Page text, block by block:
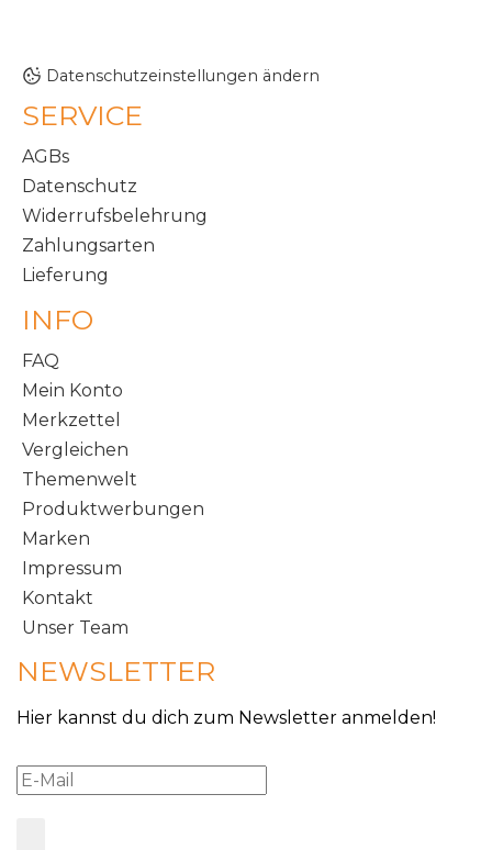
Datenschutzeinstellungen ändern
SERVICE
AGBs
Datenschutz
Widerrufsbelehrung
Zahlungsarten
Lieferung
INFO
FAQ
Mein Konto
Merkzettel
Vergleichen
Themenwelt
Produktwerbungen
Marken
Impressum
Kontakt
Unser Team
NEWSLETTER
Hier kannst du dich zum Newsletter anmelden!